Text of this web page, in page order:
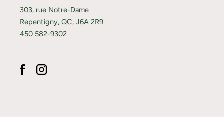
303, rue Notre-Dame
Repentigny, QC, J6A 2R9
450 582-9302